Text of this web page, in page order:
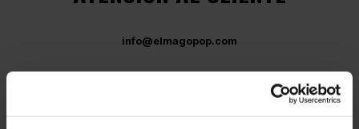
info@elmagopop.com